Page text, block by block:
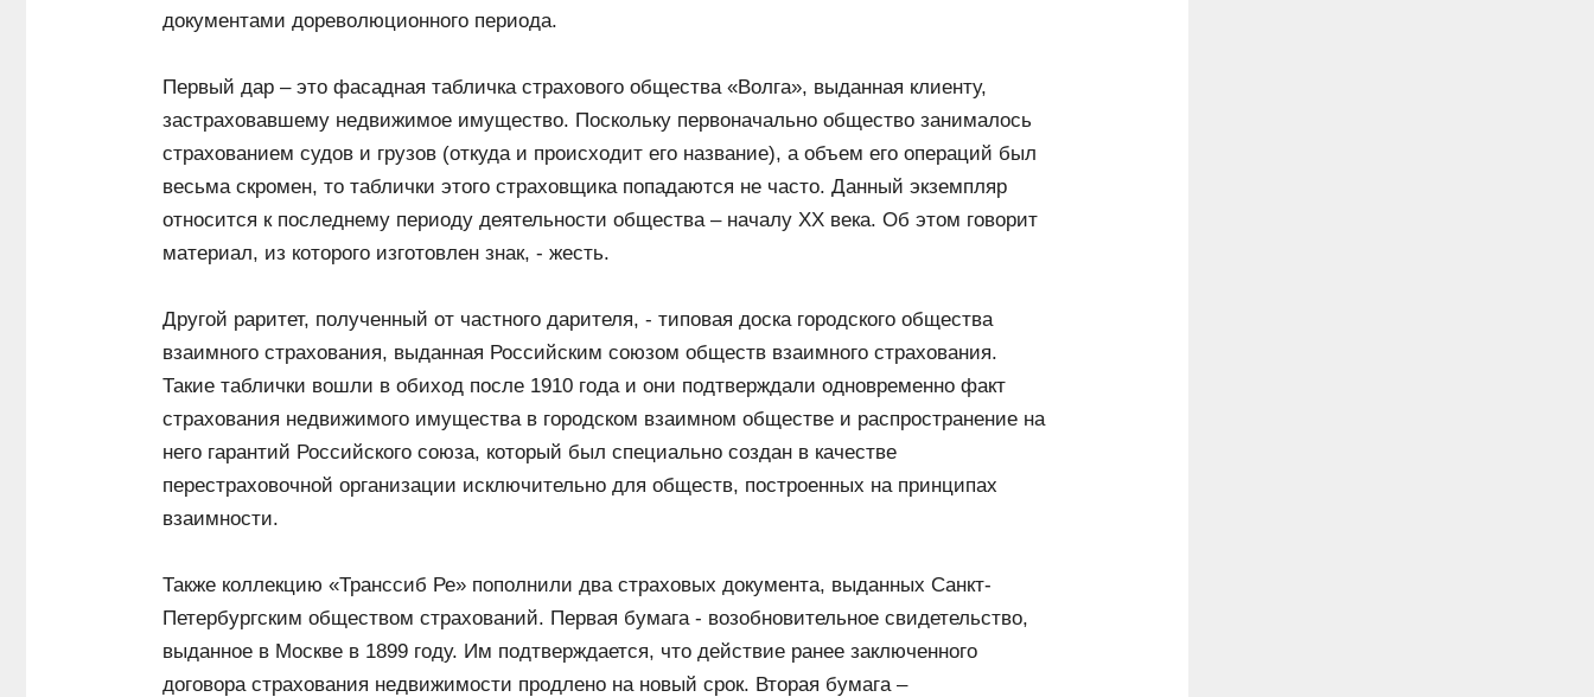
документами дореволюционного периода.
Первый дар – это фасадная табличка страхового общества «Волга», выданная клиенту,
застраховавшему недвижимое имущество. Поскольку первоначально общество занималось
страхованием судов и грузов (откуда и происходит его название), а объем его операций был
весьма скромен, то таблички этого страховщика попадаются не часто. Данный экземпляр
относится к последнему периоду деятельности общества – началу ХХ века. Об этом говорит
материал, из которого изготовлен знак, - жесть.
Другой раритет, полученный от частного дарителя, - типовая доска городского общества
взаимного страхования, выданная Российским союзом обществ взаимного страхования.
Такие таблички вошли в обиход после 1910 года и они подтверждали одновременно факт
страхования недвижимого имущества в городском взаимном обществе и распространение на
него гарантий Российского союза, который был специально создан в качестве
перестраховочной организации исключительно для обществ, построенных на принципах
взаимности.
Также коллекцию «Транссиб Ре» пополнили два страховых документа, выданных Санкт-
Петербургским обществом страхований. Первая бумага - возобновительное свидетельство,
выданное в Москве в 1899 году. Им подтверждается, что действие ранее заключенного
договора страхования недвижимости продлено на новый срок. Вторая бумага –